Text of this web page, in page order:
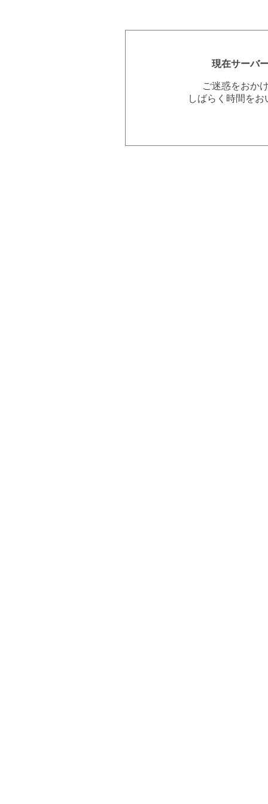
現在サーバ
ご迷惑をおか
しばらく時間を